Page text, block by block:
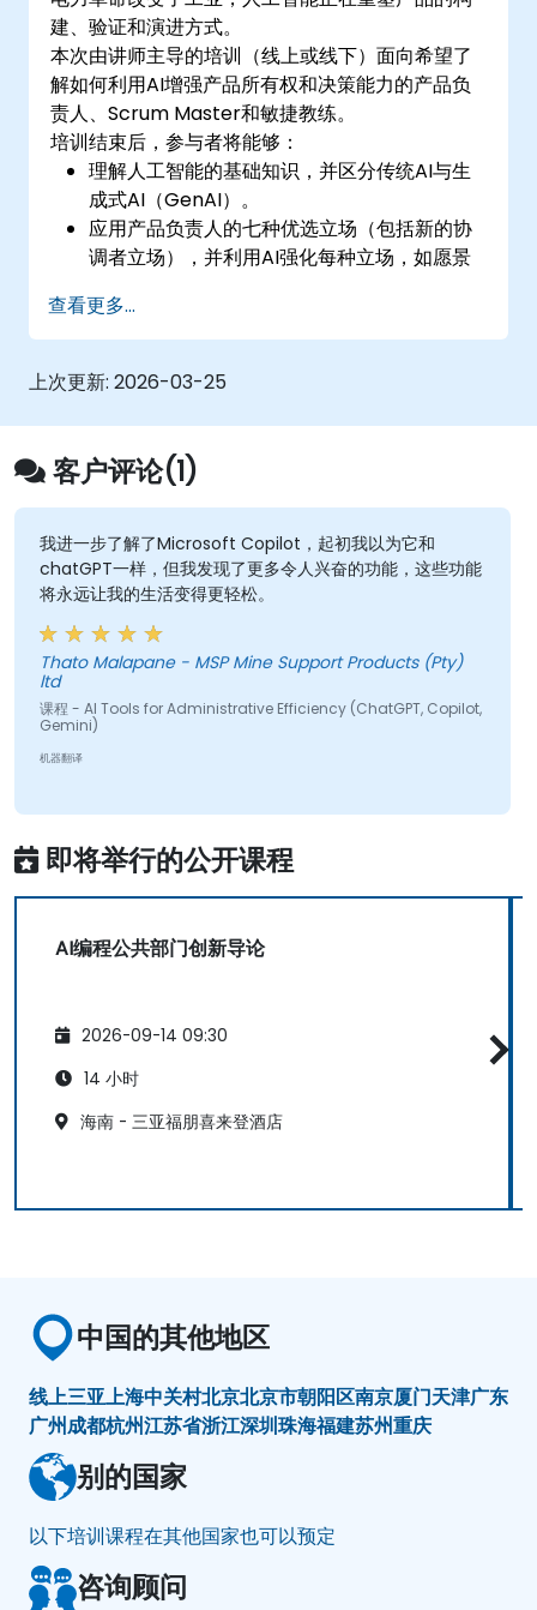
建、验证和演进方式。
本次由讲师主导的培训（线上或线下）面向希望了
解如何利用AI增强产品所有权和决策能力的产品负
责人、Scrum Master和敏捷教练。
培训结束后，参与者将能够：
理解人工智能的基础知识，并区分传统AI与生
成式AI（GenAI）。
应用产品负责人的七种优选立场（包括新的协
调者立场），并利用AI强化每种立场，如愿景
掌握有效的提示技巧，将AI工具视为具备专业
技能的智能协作者。
深化客户理解，创建AI支持的角色用于假设测
使用结构化框架（如3x3框架）开发和传达清晰
的产品愿景，利用AI塑造和可视化叙述。
使用生成式AI工具加速原型设计和假设测试，
例如生成模拟图或产品概念。
通过AI工具分析、优先排序和评估功能，支持
产品决策，基于价值、可行性和用户影响。
使用AI自动化或委派日常任务（如邮件、利益
相关者管理、笔记记录），专注于战略性和创
造性工作。
保负责任和可持续的AI采用。
和编码解决方案。
查看更多...
上次更新: 2026-03-25
客户评论(1)
我进一步了解了Microsoft Copilot，起初我以为它和
chatGPT一样，但我发现了更多令人兴奋的功能，这些功能
将永远让我的生活变得更轻松。
Thato Malapane - MSP Mine Support Products (Pty)
ltd
课程 - AI Tools for Administrative Efficiency (ChatGPT, Copilot,
Gemini)
机器翻译
即将举行的公开课程
AI编程公共部门创新导论
2026-09-14 09:30
14 小时
海南 - 三亚福朋喜来登酒店
中国的其他地区
线上三亚上海中关村北京北京市朝阳区南京厦门天津广东
广州成都杭州江苏省浙江深圳珠海福建苏州重庆
别的国家
以下培训课程在其他国家也可以预定
咨询顾问